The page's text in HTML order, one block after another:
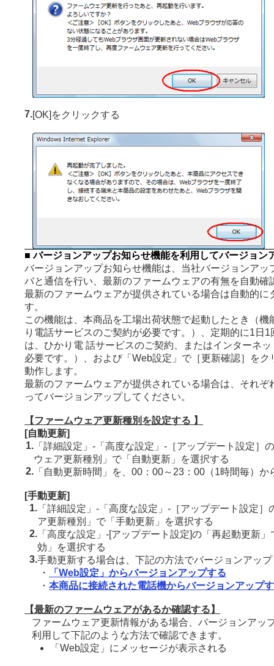
7. [OK]をクリックする
■ バージョンアップお知らせ機能を利用してバージョン
バージョンアップお知らせ機能は、当社バージョンアッ
バと通信を行い、最新のファームウェアの有無を自動確
最新のファームウェアが提供されている場合は自動的に
す。
この機能は、本商品を工場出荷状態で起動したとき（機
り電話サービスのご契約が必要です。）、定期的に1日1
は、ひかり電 話サービスのご契約、またはインターネ
必要です。）、および「Web設定」で［更新確認］をク
動作します。
最新のファームウェアが提供されている場合は、それぞ
ってバージョンアップしてください。
【ファームウェア更新種別を設定する 】
[自動更新]
1. 「詳細設定」-「高度な設定」-［アップデート設定］
ウェア更新種別」で「自動更新」を選択する
2. 「自動更新時間」を、00：00～23：00（1時間毎）か
[手動更新]
1. 「詳細設定」-「高度な設定」-［アップデート設定］
ア更新種別」で「手動更新」を選択する
2. 「高度な設定」-[アップデート設定]の「再起動更新
効」を選択する
3.手動更新する場合は、下記の方法でバージョンアッ
・
「Web設定」からバージョンアップする
・ 本商品に接続された電話機からバージョンアップ
【最新のファームウェアがあるか確認する】
ファームウェア更新情報がある場合、バージョンアッ
利用して下記のような方法で確認できます。
「Web設定」にメッセージが表示される